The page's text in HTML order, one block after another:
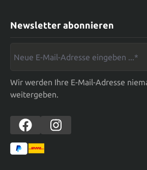
Newsletter abonnieren
Wir werden Ihre E-Mail-Adresse
weitergeben.